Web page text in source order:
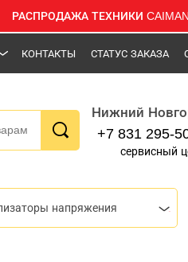
РАСПРОДАЖА ТЕХНИКИ
КОНТАКТЫ СТАТУС ЗАКАЗА
Нижний
+7 831 295-
сервисный
напряжения